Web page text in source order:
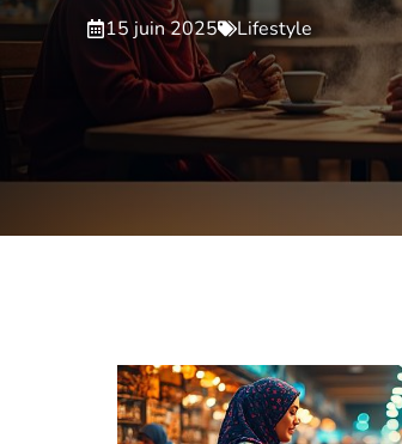
15 juin 2025 Lifestyle